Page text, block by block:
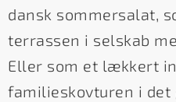
dansk sommersalat,
terrassen i selskab
Eller som et lækkert
familieskovturen i det